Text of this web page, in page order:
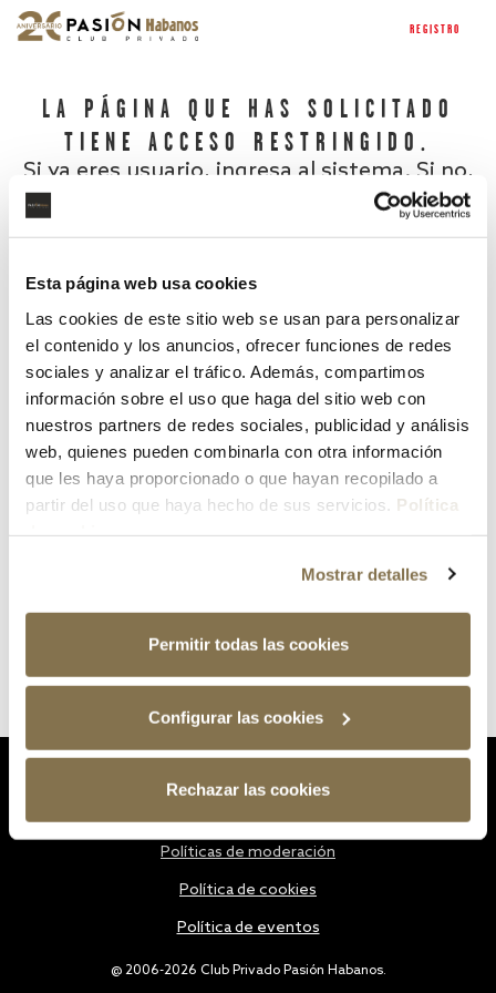
Esta página web usa cookies
Las cookies de este sitio web se usan para personalizar
el contenido y los anuncios, ofrecer funciones de redes
sociales y analizar el tráfico. Además, compartimos
información sobre el uso que haga del sitio web con
nuestros partners de redes sociales, publicidad y análisis
web, quienes pueden combinarla con otra información
que les haya proporcionado o que hayan recopilado a
partir del uso que haya hecho de sus servicios. Política
Mostrar detalles
Permitir todas las cookies
Configurar las cookies
Rechazar las cookies
REGISTRO
LA PÁGINA QUE HAS SOLICITADO
TIENE ACCESO RESTRINGIDO.
Si ya eres usuario, ingresa al sistema. Si no,
¿Has olvidado tu contraseña?
@ 2006-2026 Club Privado Pasión Habanos.
Políticas de moderación
Política de cookies
Política de eventos